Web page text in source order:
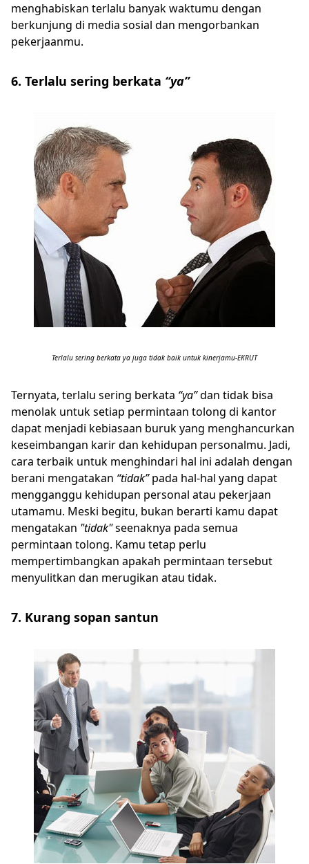
menghabiskan terlalu banyak waktumu dengan
berkunjung di media sosial dan mengorbankan
pekerjaanmu.
6. Terlalu sering berkata “ya”
Terlalu sering berkata ya juga tidak baik untuk kinerjamu-EKRUT
Ternyata, terlalu sering berkata “ya”dan tidak bisa
menolak untuk setiap permintaan tolong di kantor
dapat menjadi kebiasaan buruk yang menghancurkan
keseimbangan karir dan kehidupan personalmu. Jadi,
cara terbaik untuk menghindari hal ini adalah dengan
berani mengatakan “tidak”pada hal-hal yang dapat
mengganggu kehidupan personal atau pekerjaan
utamamu. Meski begitu, bukan berarti kamu dapat
mengatakan "tidak"seenaknya pada semua
permintaan tolong. Kamu tetap perlu
mempertimbangkan apakah permintaan tersebut
menyulitkan dan merugikan atau tidak.
7. Kurang sopan santun